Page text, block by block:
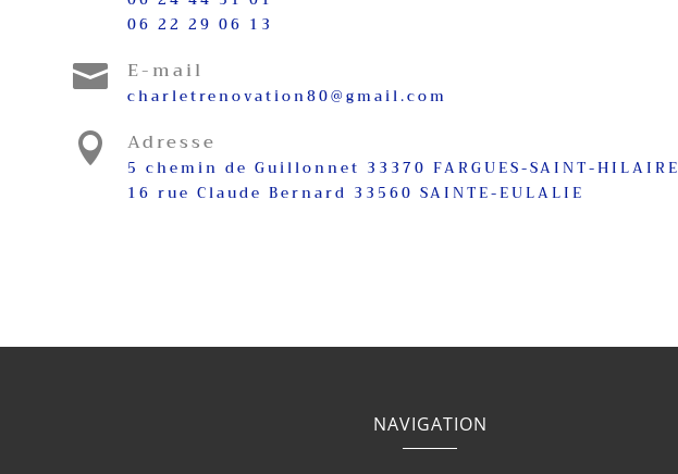
06 22 29 06 13
 E-mail
charletrenovation80@gmail.com
 Adresse
5 chemin de Guillonnet 33370 FARGUES-SAINT-HILAIRE
16 rue Claude Bernard 33560 SAINTE-EULALIE
NAVIGATION